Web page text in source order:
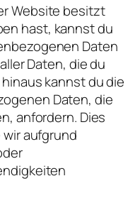
Website besitzt
hast, kannst du
Daten
Daten, die du
kannst du die
Daten, die
anfordern. Dies
aufgrund